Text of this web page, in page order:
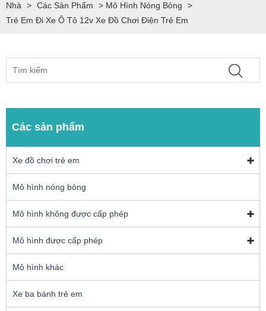
Nhà > Các Sản Phẩm > Mô Hình Nóng Bỏng
>
Trẻ Em Đi Xe Ô Tô 12v Xe Đồ Chơi Điện Trẻ Em
Các sản phẩm
Xe đồ chơi trẻ em
Mô hình nóng bỏng
Mô hình không được cấp phép
Mô hình được cấp phép
Mô hình khác
Xe ba bánh trẻ em